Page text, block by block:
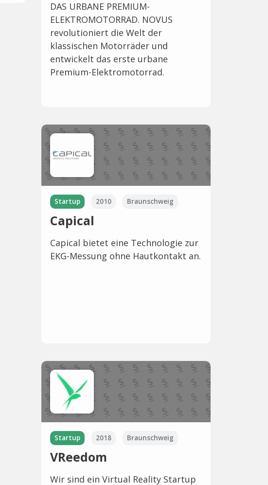
DAS URBANE PREMIUM-
ELEKTROMOTORRAD. NOVUS
revolutioniert die Welt der
klassischen Motorräder und
entwickelt das erste urbane
Premium-Elektromotorrad.
Startup 2010 Braunschweig
Capical
Capical bietet eine Technologie zur
EKG-Messung ohne Hautkontakt an.
Startup 2018 Braunschweig
VReedom
Wir sind ein Virtual Reality Startup